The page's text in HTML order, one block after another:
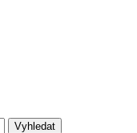
Vyhledat